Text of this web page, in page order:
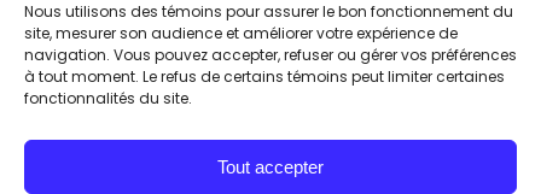
Nous utilisons des témoins pour assurer le bon fonctionnement du
site, mesurer son audience et améliorer votre expérience de
navigation. Vous pouvez accepter, refuser ou gérer vos préférences
à tout moment. Le refus de certains témoins peut limiter certaines
fonctionnalités du site.
Tout accepter
(514) 543-6025
contact@ecfcollege.com
Lun – Ven: 9:00 – 17:00